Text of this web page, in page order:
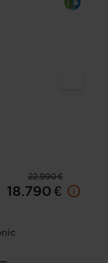
22.990 €
18.790 €